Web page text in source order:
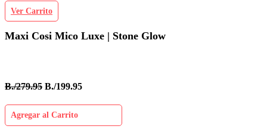
Ver Carrito
Maxi Cosi Mico Luxe | Stone Glow
B./279.95 B./199.95
Agregar al Carrito